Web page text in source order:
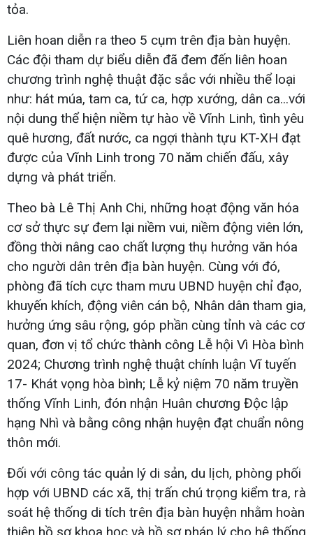
tỏa.
Liên hoan diễn ra theo 5 cụm trên địa bàn huyện.
Các đội tham dự biểu diễn đã đem đến liên hoan
chương trình nghệ thuật đặc sắc với nhiều thể loại
như: hát múa, tam ca, tứ ca, hợp xướng, dân ca...với
nội dung thể hiện niềm tự hào về Vĩnh Linh, tình yêu
quê hương, đất nước, ca ngợi thành tựu KT-XH đạt
được của Vĩnh Linh trong 70 năm chiến đấu, xây
dựng và phát triển.
Theo bà Lê Thị Anh Chi, những hoạt động văn hóa
cơ sở thực sự đem lại niềm vui, niềm động viên lớn,
đồng thời nâng cao chất lượng thụ hưởng văn hóa
cho người dân trên địa bàn huyện. Cùng với đó,
phòng đã tích cực tham mưu UBND huyện chỉ đạo,
khuyến khích, động viên cán bộ, Nhân dân tham gia,
hưởng ứng sâu rộng, góp phần cùng tỉnh và các cơ
quan, đơn vị tổ chức thành công Lễ hội Vì Hòa bình
2024; Chương trình nghệ thuật chính luận Vĩ tuyến
17- Khát vọng hòa bình; Lễ kỷ niệm 70 năm truyền
thống Vĩnh Linh, đón nhận Huân chương Độc lập
hạng Nhì và bằng công nhận huyện đạt chuẩn nông
thôn mới.
Đối với công tác quản lý di sản, du lịch, phòng phối
hợp với UBND các xã, thị trấn chú trọng kiểm tra, rà
soát hệ thống di tích trên địa bàn huyện nhằm hoàn
thiện hồ sơ khoa học và hồ sơ pháp lý cho hệ thống